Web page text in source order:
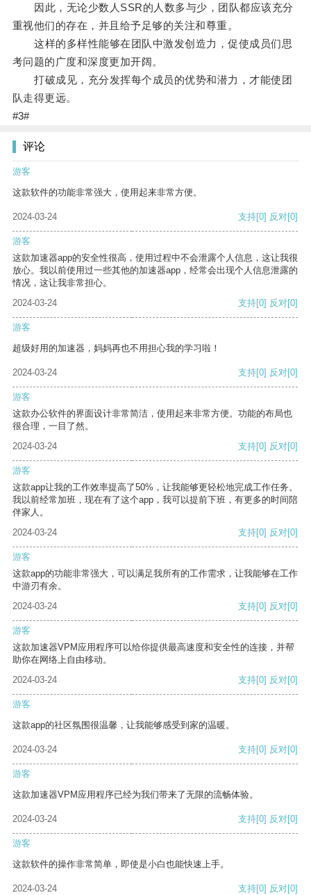
因此，无论少数人SSR的人数多与少，团队都应该充分
重视他们的存在，并且给予足够的关注和尊重。
这样的多样性能够在团队中激发创造力，促使成员们思
考问题的广度和深度更加开阔。
打破成见，充分发挥每个成员的优势和潜力，才能使团
队走得更远。
#3#
评论
游客
这款软件的功能非常强大，使用起来非常方便。
2024-03-24 支持[0] 反对[0]
游客
这款加速器app的安全性很高，使用过程中不会泄露个人信息，这让我很
放心。我以前使用过一些其他的加速器app，经常会出现个人信息泄露的
情况，这让我非常担心。
2024-03-24
支持[0] 反对[0]
游客
超级好用的加速器，妈妈再也不用担心我的学习啦！
2024-03-24 支持[0] 反对[0]
游客
这款办公软件的界面设计非常简洁，使用起来非常方便。功能的布局也
很合理，一目了然。
2024-03-24
支持[0] 反对[0]
游客
这款app让我的工作效率提高了50%，让我能够更轻松地完成工作任务。
我以前经常加班，现在有了这个app，我可以提前下班，有更多的时间陪
伴家人。
2024-03-24
支持[0] 反对[0]
游客
这款app的功能非常强大，可以满足我所有的工作需求，让我能够在工作
中游刃有余。
2024-03-24
支持[0] 反对[0]
游客
这款加速器VPM应用程序可以给你提供最高速度和安全性的连接，并帮
助你在网络上自由移动。
2024-03-24
支持[0] 反对[0]
游客
这款app的社区氛围很温馨，让我能够感受到家的温暖。
2024-03-24 支持[0] 反对[0]
游客
这款加速器VPM应用程序已经为我们带来了无限的流畅体验。
2024-03-24 支持[0] 反对[0]
游客
这款软件的操作非常简单，即使是小白也能快速上手。
2024-03-24 支持[0] 反对[0]